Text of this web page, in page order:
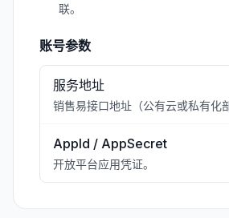
联。
账号参数
服务地址
销售易接口地址（公有云或私有化
AppId / AppSecret
开放平台应用凭证。